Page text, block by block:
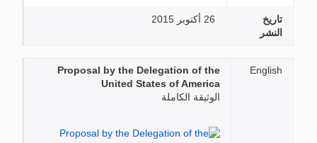
تاريخ
النشر
26 أكتوبر 2015
English
Proposal by the Delegation of the
United States of America
الوثيقة الكاملة